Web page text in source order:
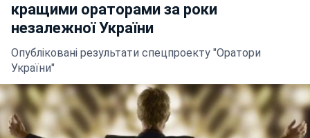
кращими ораторами за роки
незалежної України
Опубліковані результати спецпроекту "Оратори
України"